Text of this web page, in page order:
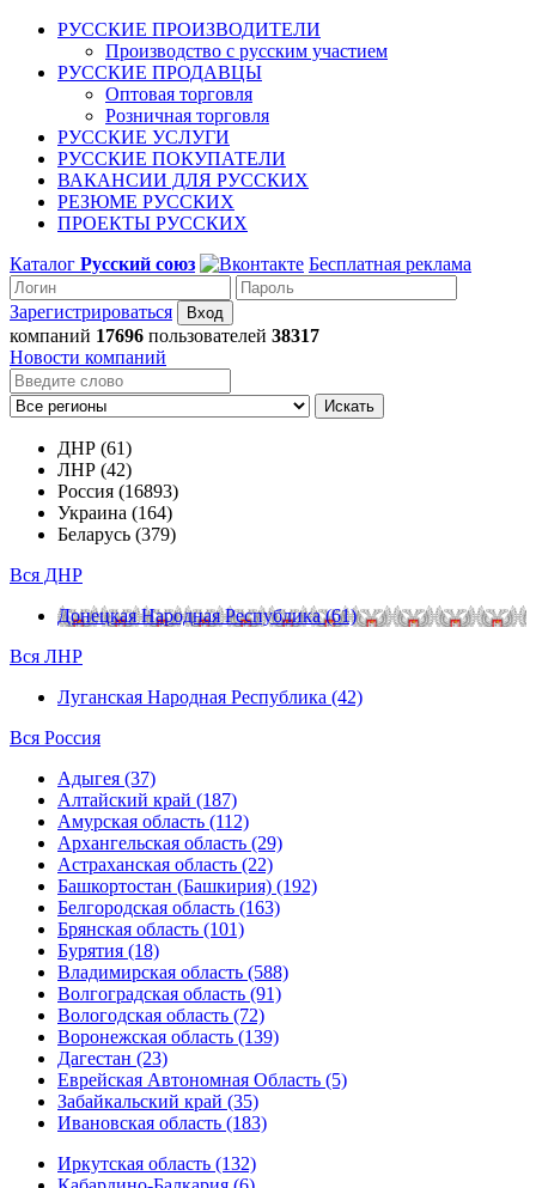
РУССКИЕ ПРОИЗВОДИТЕЛИ
Производство с русским участием
РУССКИЕ ПРОДАВЦЫ
Оптовая торговля
Розничная торговля
РУССКИЕ УСЛУГИ
РУССКИЕ ПОКУПАТЕЛИ
ВАКАНСИИ ДЛЯ РУССКИХ
РЕЗЮМЕ РУССКИХ
ПРОЕКТЫ РУССКИХ
Каталог Русский союз Бесплатная реклама
Зарегистрироваться
компаний 17696 пользователей 38317
Новости компаний
Искать
ДНР (61)
ЛНР (42)
Россия (16893)
Украина (164)
Беларусь (379)
Вся ДНР
Донецкая Народная Республика (61)
Вся ЛНР
Луганская Народная Республика (42)
Вся Россия
Адыгея (37)
Алтайский край (187)
Амурская область (112)
Архангельская область (29)
Астраханская область (22)
Башкортостан (Башкирия) (192)
Белгородская область (163)
Брянская область (101)
Бурятия (18)
Владимирская область (588)
Волгоградская область (91)
Вологодская область (72)
Воронежская область (139)
Дагестан (23)
Еврейская Автономная Область (5)
Забайкальский край (35)
Ивановская область (183)
Иркутская область (132)